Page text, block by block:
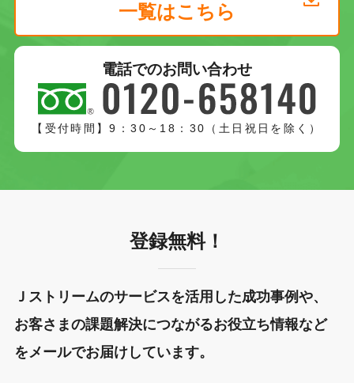
一覧はこちら
電話でのお問い合わせ
【受付時間】9：30～18：30（土日祝日を除く）
登録無料！
Ｊストリームのサービスを活用した成功事例や、
お客さまの課題解決につながるお役立ち情報など
をメールでお届けしています。